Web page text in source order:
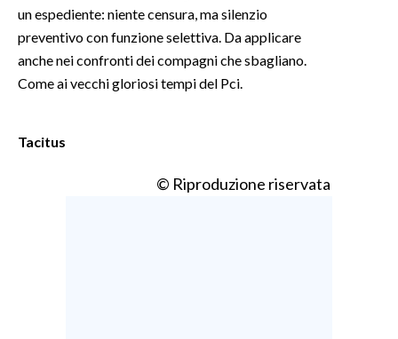
#CARAUNIONE
3 MINUTI CON
INFO AZIENDE
un espediente: niente censura, ma silenzio
preventivo con funzione selettiva. Da applicare
anche nei confronti dei compagni che sbagliano.
Come ai vecchi gloriosi tempi del Pci.
Tacitus
© Riproduzione riservata